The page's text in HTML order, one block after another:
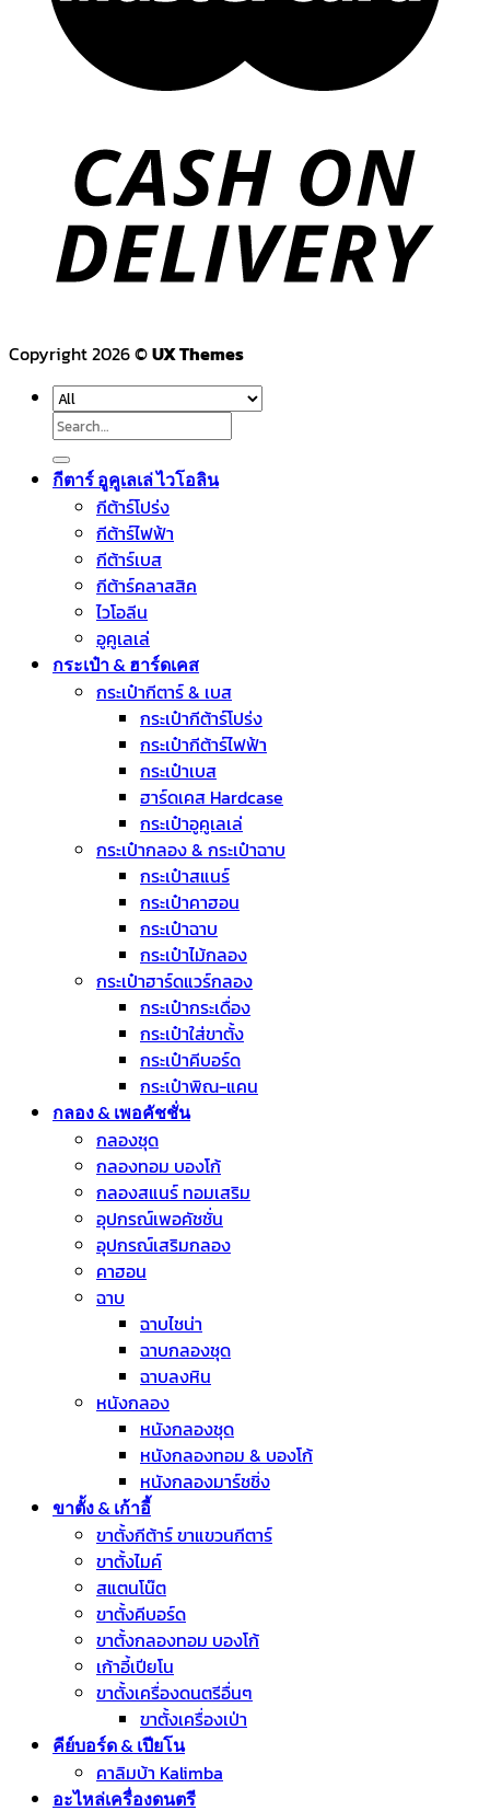
Copyright 2026 ©UX Themes
Search
กีตาร์ อูคูเลเล่ ไวโอลิน
กีต้าร์โปร่ง
กีต้าร์ไฟฟ้า
กีต้าร์เบส
กีต้าร์คลาสสิค
ไวโอลีน
อูคูเลเล่
กระเป๋า & ฮาร์ดเคส
กระเป๋ากีตาร์ & เบส
กระเป๋ากีต้าร์โปร่ง
กระเป๋ากีต้าร์ไฟฟ้า
กระเป๋าเบส
ฮาร์ดเคส Hardcase
กระเป๋าอูคูเลเล่
กระเป๋ากลอง & กระเป๋าฉาบ
กระเป๋าสแนร์
กระเป๋าคาฮอน
กระเป๋าฉาบ
กระเป๋าไม้กลอง
กระเป๋าฮาร์ดแวร์กลอง
กระเป๋ากระเดื่อง
กระเป๋าใส่ขาตั้ง
กระเป๋าคีบอร์ด
กระเป๋าพิณ-แคน
กลอง & เพอคัชชั่น
กลองชุด
กลองทอม บองโก้
กลองสแนร์ ทอมเสริม
อุปกรณ์เพอคัชชั่น
อุปกรณ์เสริมกลอง
คาฮอน
ฉาบ
ฉาบไชน่า
ฉาบกลองชุด
ฉาบลงหิน
หนังกลอง
หนังกลองชุด
หนังกลองทอม & บองโก้
หนังกลองมาร์ชชิ่ง
ขาตั้ง & เก้าอี้
ขาตั้งกีต้าร์ ขาแขวนกีตาร์
ขาตั้งไมค์
สแตนโน๊ต
ขาตั้งคีบอร์ด
ขาตั้งกลองทอม บองโก้
เก้าอี้เปียโน
ขาตั้งเครื่องดนตรีอื่นๆ
ขาตั้งเครื่องเป่า
คีย์บอร์ด & เปียโน
คาลิมบ้า Kalimba
อะไหล่เครื่องดนตรี